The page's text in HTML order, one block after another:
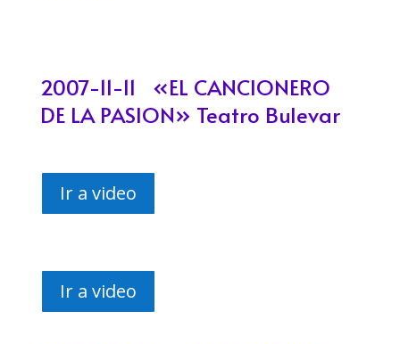
2007-11-11 «EL CANCIONERO
DE LA PASION» Teatro Bulevar
Ir a video
Ir a video